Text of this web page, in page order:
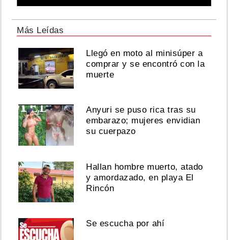
Más Leídas
Llegó en moto al minisúper a
comprar y se encontró con la
muerte
Anyuri se puso rica tras su
embarazo; mujeres envidian
su cuerpazo
Hallan hombre muerto, atado
y amordazado, en playa El
Rincón
Se escucha por ahí